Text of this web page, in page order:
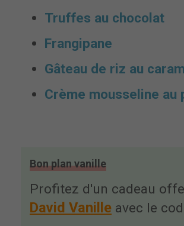
Truffes au chocolat
Frangipane
Gâteau de riz au
Crème mousseline au
Bon plan vanille
Profitez d'un cadeau
David Vanille avec le